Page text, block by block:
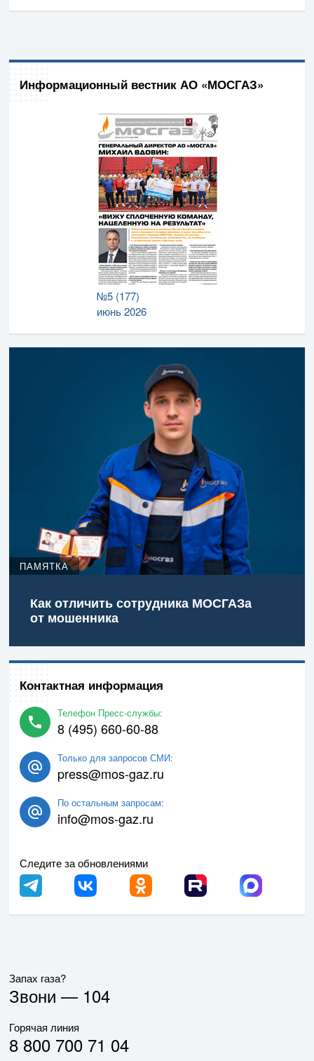
Информационный вестник АО «МОСГАЗ»
№5 (177)
июнь 2026
ПАМЯТКА
Как отличить сотрудника МОСГАЗа
от мошенника
Контактная информация
Телефон Пресс-службы:
8 (495) 660-60-88
Только для запросов СМИ:
press@mos-gaz.ru
По остальным запросам:
info@mos-gaz.ru
Следите за обновлениями
Запах газа?
Звони — 104
Горячая линия
8 800 700 71 04